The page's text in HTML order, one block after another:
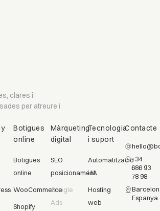
clares i
per atreure i
Botigues
online
Botigues
online
WooCommerce
Shopify
Màrqueting
digital
SEO
posicionament
Google
Ads
Tecnologia
i suport
Automatització
i IA
Hosting
web
Contacte
+34
686 93
78 98
Espanya